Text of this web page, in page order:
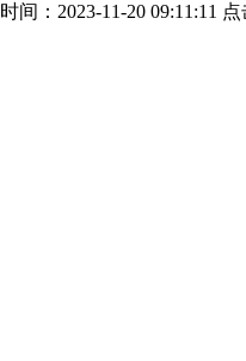
时间：2023-11-20 09:11:11 点